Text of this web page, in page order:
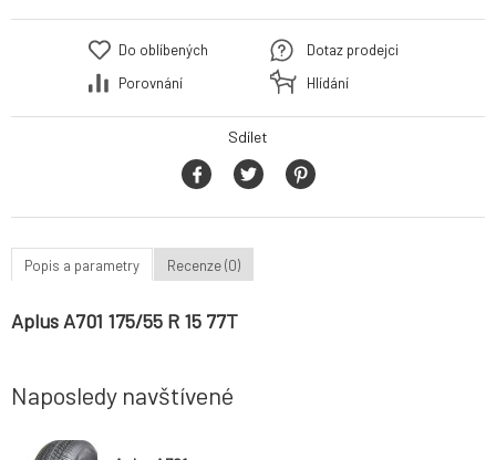
Do oblíbených
Porovnání
Dotaz prodejci
Hlídání
Sdílet
Popis a parametry Recenze (0)
Aplus A701 175/55 R 15 77T
Naposledy navštívené